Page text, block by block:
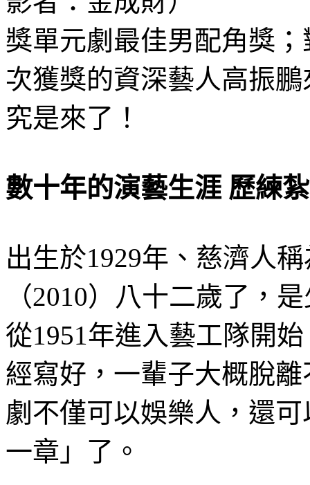
獎單元劇最佳男配角獎
次獲獎的資深藝人高振
究是來了！
數十年的演藝生涯 歷練
出生於1929年、慈濟人
（2010）八十二歲了，
從1951年進入藝工隊開
經寫好，一輩子大概脫
劇不僅可以娛樂人，還
一章」了。